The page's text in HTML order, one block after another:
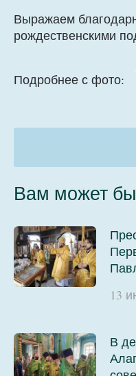
Выражаем
рождественскими
Подробнее с фото:
Вам может
13
В